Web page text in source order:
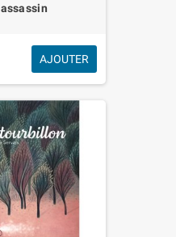
assassin
AJOUTER